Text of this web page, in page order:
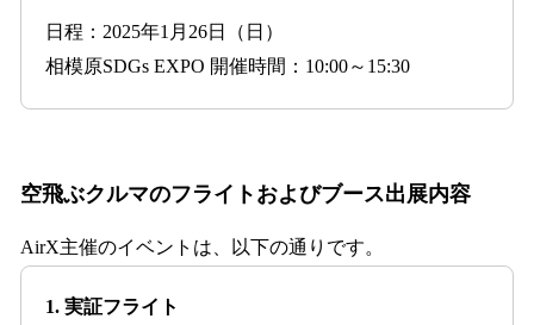
日程：2025年1月26日（日）
相模原SDGs EXPO 開催時間：10:00～15:30
空飛ぶクルマのフライトおよびブース出展内容
AirX主催のイベントは、以下の通りです。
1. 実証フライト